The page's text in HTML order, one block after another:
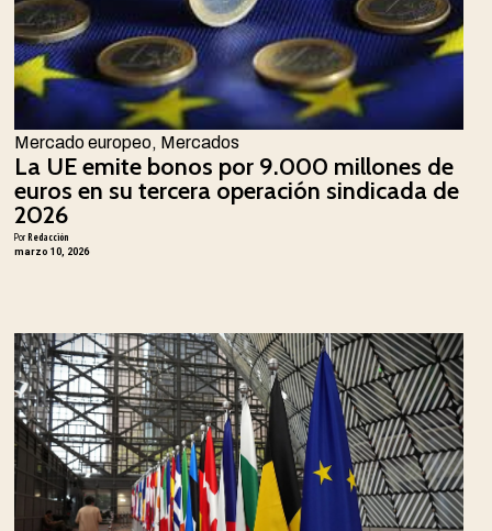
Mercado europeo, Mercados
La UE emite bonos por 9.000 millones de
euros en su tercera operación sindicada de
2026
PorRedacción
marzo 10, 2026